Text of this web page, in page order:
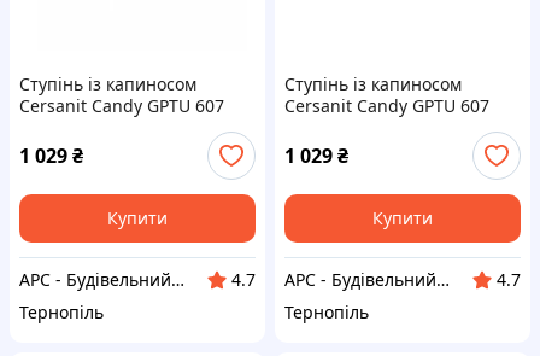
Ступінь із капиносом
Cersanit Candy GPTU 607
1 029₴
Купити
АРС - Будівельний інтернет-гіпермаркет
4.7
Тернопіль
Ступінь із капиносом
Cersanit Candy GPTU 607
Graphite 31,8*59,8 см графіт
1 029₴
Купити
АРС - Будівельний інтернет-гіпермаркет
4.7
Тернопіль